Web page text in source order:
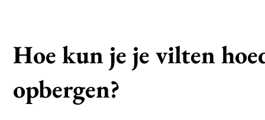
Hoe kun je je vilten
opbergen?